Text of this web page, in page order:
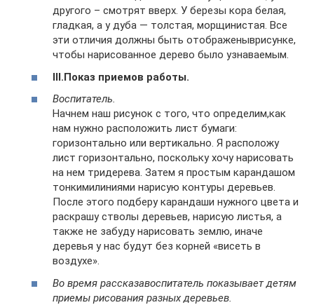
другого – смотрят вверх. У березы кора белая,
гладкая, а у дуба — толстая, морщинистая. Все
эти отличия должны быть отображеныврисунке,
чтобы нарисованное дерево было узнаваемым.
III.Показ приемов работы.
Воспитатель.
Начнем наш рисунок с того, что определим,как
нам нужно расположить лист бумаги:
горизонтально или вертикально. Я расположу
лист горизонтально, поскольку хочу нарисовать
на нем тридерева. Затем я простым карандашом
тонкимилиниями нарисую контуры деревьев.
После этого подберу карандаши нужного цвета и
раскрашу стволы деревьев, нарисую листья, а
также не забуду нарисовать землю, иначе
деревья у нас будут без корней «висеть в
воздухе».
Во время рассказавоспитатель показывает детям
приемы рисования разных деревьев.